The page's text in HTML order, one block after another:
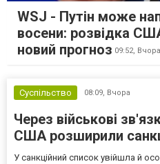
WSJ - Путін може
восени: розвідка
новий прогноз 09:52, Вчора
Суспільство 08:09, Вчора
Через військові
США розширили
У санкційний список увійшла й